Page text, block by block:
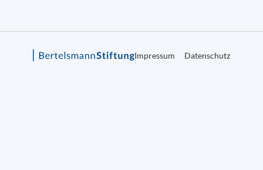
Impressum Datenschutz